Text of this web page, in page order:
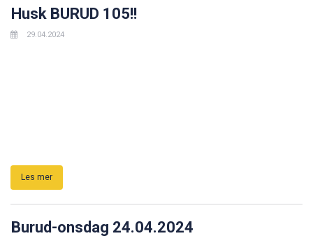
Husk BURUD 105!!
29.04.2024
Les mer
Burud-onsdag 24.04.2024